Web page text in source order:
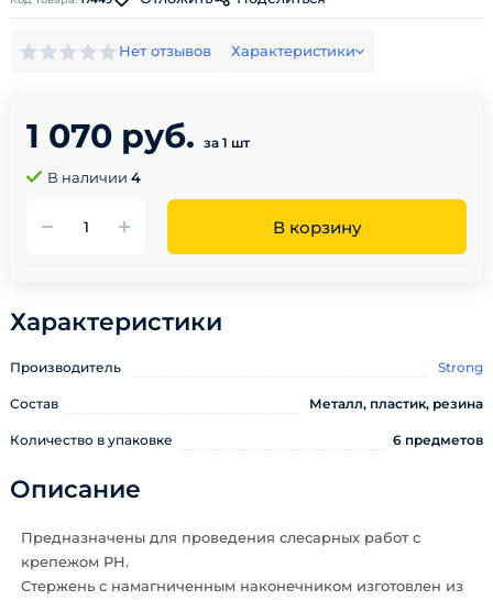
Нет отзывов Характеристики
1 070 руб. за 1 шт
В наличии 4
В корзину
Характеристики
Производитель Strong
Состав Металл, пластик, резина
Количество в упаковке 6 предметов
Описание
Предназначены для проведения слесарных работ с
крепежом PH.
Стержень с намагниченным наконечником изготовлен из